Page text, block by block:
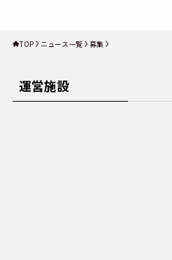
TOP ニュース一覧 募集
運営施設